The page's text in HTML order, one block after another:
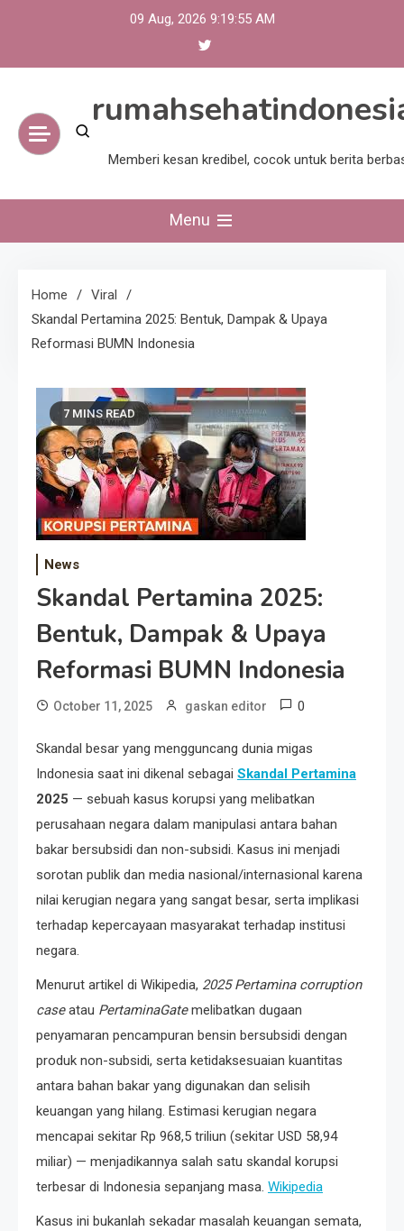
09 Aug, 2026 9:19:56 AM
Memberi kesan kredibel, cocok untuk berita
Menu
Home
Viral
Skandal Pertamina 2025: Bentuk, Dampak & Upaya
Reformasi BUMN Indonesia
7 MINS READ
News
Skandal Pertamina 2025:
Bentuk, Dampak & Upaya
Reformasi BUMN Indonesia
October 11, 2025 gaskan editor 0
Skandal besar yang mengguncang dunia migas
Indonesia saat ini dikenal sebagai Skandal Pertamina
2025 — sebuah kasus korupsi yang melibatkan
perusahaan negara dalam manipulasi antara bahan
bakar bersubsidi dan non-subsidi. Kasus ini menjadi
sorotan publik dan media nasional/internasional karena
nilai kerugian negara yang sangat besar, serta implikasi
terhadap kepercayaan masyarakat terhadap institusi
negara.
Menurut artikel di Wikipedia, 2025 Pertamina corruption
caseatau PertaminaGatemelibatkan dugaan
penyamaran pencampuran bensin bersubsidi dengan
produk non-subsidi, serta ketidaksesuaian kuantitas
antara bahan bakar yang digunakan dan selisih
keuangan yang hilang. Estimasi kerugian negara
mencapai sekitar Rp 968,5 triliun (sekitar USD 58,94
miliar) — menjadikannya salah satu skandal korupsi
terbesar di Indonesia sepanjang masa. Wikipedia
Kasus ini bukanlah sekadar masalah keuangan semata,